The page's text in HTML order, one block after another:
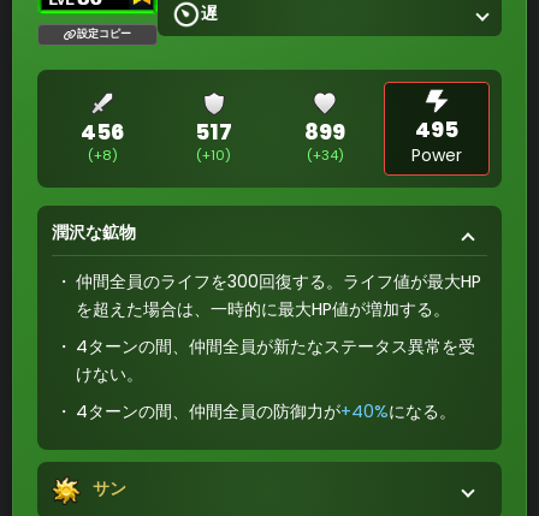
設定コピー
遅
456
(+8)
517
(+10)
899
(+34)
495
Power
潤沢な鉱物
仲間全員のライフを300回復する。ライフ値が最大HP
を超えた場合は、一時的に最大HP値が増加する。
4ターンの間、仲間全員が新たなステータス異常を受
けない。
4ターンの間、仲間全員の防御力が+40%になる。
サン